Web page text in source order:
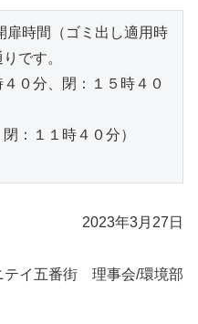
扉時間（ゴミ出し適用時
です。
０分、閉：１５時４０
：１１時４０分）
2023年3月27日
テイ五番街 理事会/環境部